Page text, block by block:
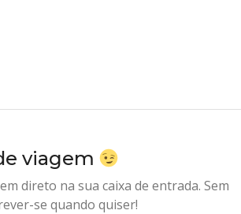
viagem
direto na sua caixa de entrada. Sem
se quando quiser!